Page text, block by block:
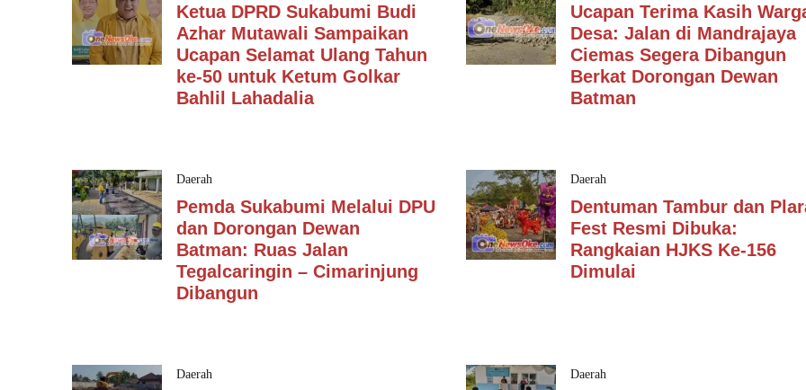
Ketua DPRD Sukabumi Budi
Azhar Mutawali Sampaikan
Ucapan Selamat Ulang Tahun
ke-50 untuk Ketum Golkar
Bahlil Lahadalia
Ucapan Terima Kasih
Desa: Jalan di Mandrajaya
Ciemas Segera Dibangun
Berkat Dorongan Dewan
Batman
Daerah
Pemda Sukabumi Melalui DPU
dan Dorongan Dewan
Batman: Ruas Jalan
Tegalcaringin – Cimarinjung
Dibangun
Daerah
Dentuman Tambur dan
Fest Resmi Dibuka:
Rangkaian HJKS Ke-156
Dimulai
Daerah Daerah